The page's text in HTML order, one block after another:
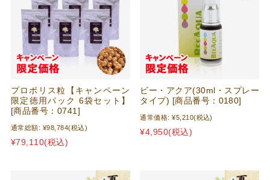
プロポリス粒【キャンペーン
限定徳用パック 6袋セット】
[商品番号：0741]
通常総額: ¥98,784(税込)
¥79,110(税込)
ビー・アクア(30ml・スプレー
タイプ) [商品番号：0180]
通常価格: ¥5,210(税込)
¥4,950(税込)